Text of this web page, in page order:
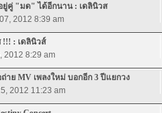
คู่ "มด" ได้อีกนาน : เดลินิวส
2012 8:39 am
!!! : เดลินิวส์
2012 8:29 am
ย MV เพลงใหม่ บอกอีก 3 ปีแยกวง
2012 11:23 am